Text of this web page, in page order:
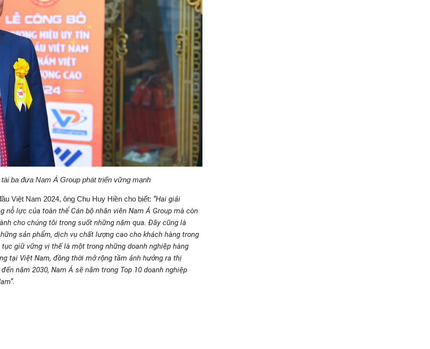
ba đưa Nam Á Group phát triển vững mạnh
Việt Nam 2024, ông Chu Huy Hiền cho biết: “Hai giải
lực của toàn thể Cán bộ nhân viên Nam Á Group mà còn
cho chúng tôi trong suốt những năm qua. Đây cũng là
sản phẩm, dịch vụ chất lượng cao cho khách hàng trong
giữ vững vị thế là một trong những doanh nghiệp hàng
tại Việt Nam, đồng thời mở rộng tầm ảnh hưởng ra thị
năm 2030, Nam Á sẽ nằm trong Top 10 doanh nghiệp